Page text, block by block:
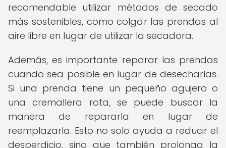
recomendable utilizar métodos de secado
más sostenibles, como colgar las prendas al
aire libre en lugar de utilizar la secadora.
Además, es importante reparar las prendas
cuando sea posible en lugar de desecharlas.
Si una prenda tiene un pequeño agujero o
una cremallera rota, se puede buscar la
manera de repararla en lugar de
reemplazarla. Esto no solo ayuda a reducir el
desperdicio, sino que también prolonga la